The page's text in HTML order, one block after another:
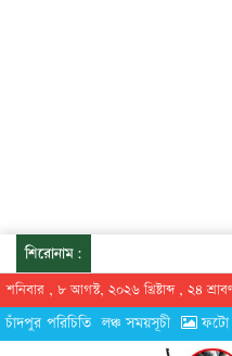
শিরোনাম:
শনিবার , ৮ আগস্ট, ২০২৬ খ্রিষ্টাব্দ , ২৪
চাঁদপুর পরিচিতি লঞ্চ সময়সূচী ফটো